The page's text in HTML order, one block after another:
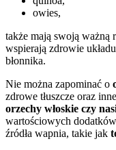
owies,
także mają swoją ważną
wspierają zdrowie
błonnika.
Nie można zapominać o
zdrowe tłuszcze oraz
orzechy włoskie czy
wartościowych
źródła wapnia, takie jak